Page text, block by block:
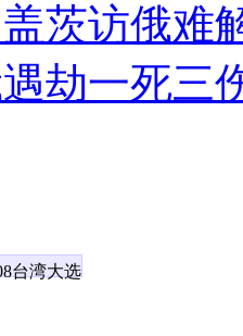
茨访俄难
劫一死三
台湾大选